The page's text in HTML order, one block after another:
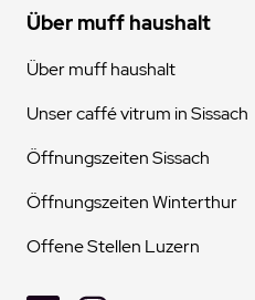
Über muff haushalt
Über muff haushalt
Unser caffé vitrum in Sissach
Öffnungszeiten Sissach
Öffnungszeiten Winterthur
Offene Stellen Luzern